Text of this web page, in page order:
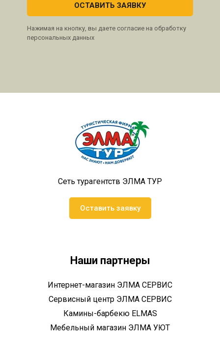
ОСТАВИТЬ ЗАЯВКУ
Нажимая на кнопку, вы даете согласие на обработку
персональных данных
Сеть турагентств ЭЛМА ТУР
Оставить заявку
Наши партнеры
Интернет-магазин ЭЛМА СЕРВИС
Сервисный центр ЭЛМА СЕРВИС
Камины-барбекю ELMAS
Мебельный магазин ЭЛМА УЮТ